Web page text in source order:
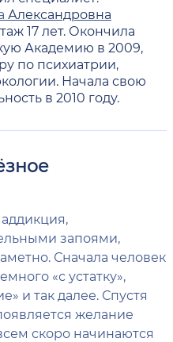
Александровна
17 лет. Окончила
Академию в 2009,
по психиатрии,
Начала свою
в 2010 году.
запоями,
Сначала человек
«с устатку»,
и так далее. Спустя
желание
скоро начинаются